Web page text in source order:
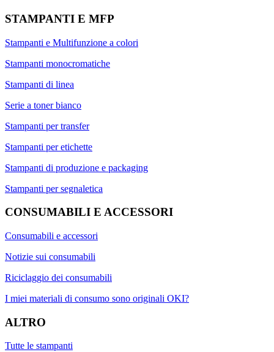
STAMPANTI E MFP
Stampanti e Multifunzione a colori
Stampanti monocromatiche
Stampanti di linea
Serie a toner bianco
Stampanti per transfer
Stampanti per etichette
Stampanti di produzione e packaging
Stampanti per segnaletica
CONSUMABILI E ACCESSORI
Consumabili e accessori
Notizie sui consumabili
Riciclaggio dei consumabili
I miei materiali di consumo sono originali OKI?
ALTRO
Tutte le stampanti